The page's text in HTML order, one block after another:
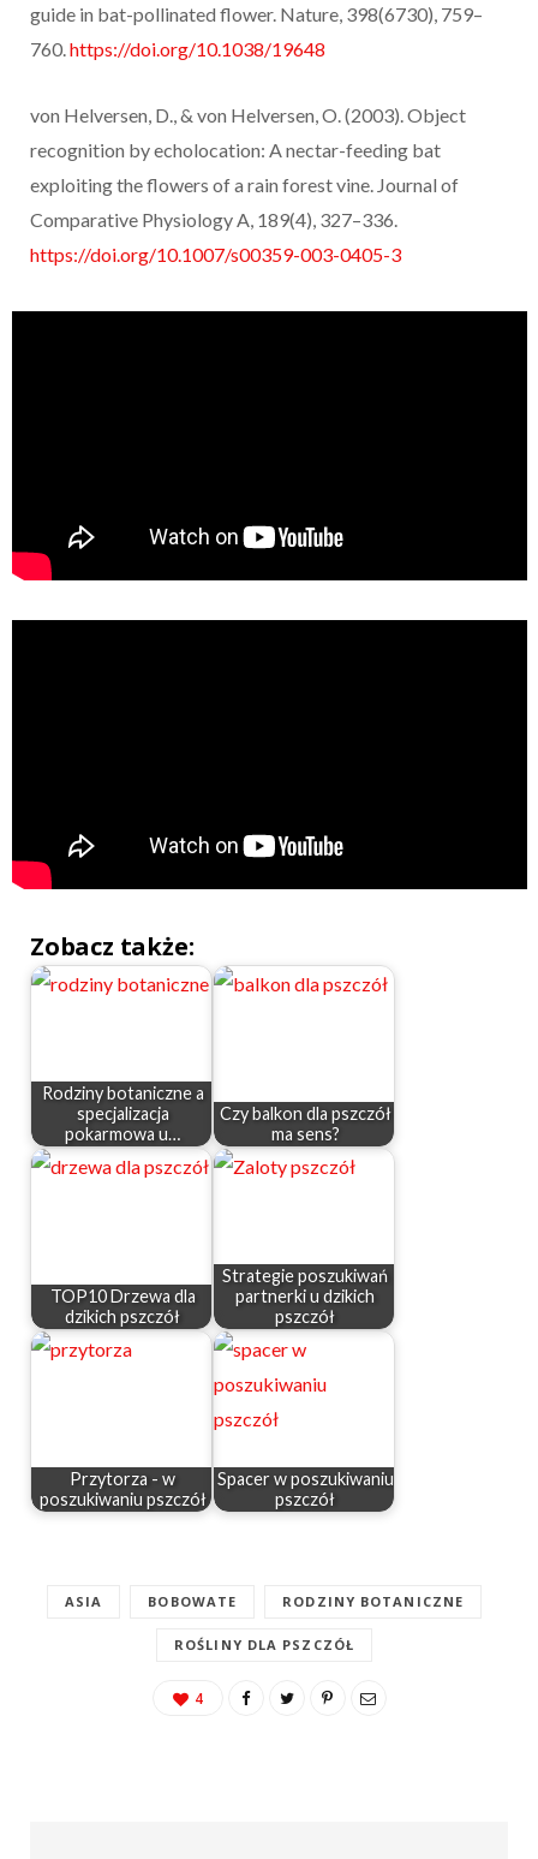
guide in bat-pollinated flower. Nature, 398(6730), 759–
760.https://doi.org/10.1038/19648
von Helversen, D., & von Helversen, O. (2003). Object
recognition by echolocation: A nectar-feeding bat
exploiting the flowers of a rain forest vine. Journal of
Comparative Physiology A, 189(4), 327–336.
https://doi.org/10.1007/s00359-003-0405-3
Zobacz także:
Rodziny botaniczne a
specjalizacja
pokarmowa u…
Czy balkon dla pszczół
ma sens?
TOP10 Drzewa dla
dzikich pszczół
Strategie poszukiwań
partnerki u dzikich
pszczół
Przytorza - w
poszukiwaniu pszczół
Spacer w poszukiwaniu
pszczół
ASIA BOBOWATE RODZINY BOTANICZNE
ROŚLINY DLA PSZCZÓŁ
4